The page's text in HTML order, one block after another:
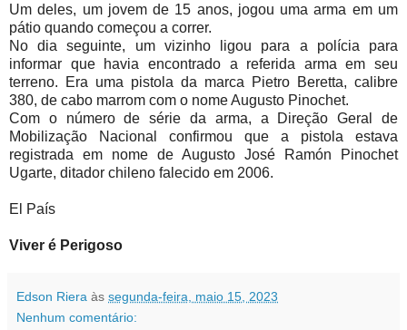
Um deles, um jovem de 15 anos, jogou uma arma em um
pátio quando começou a correr.
No dia seguinte, um vizinho ligou para a polícia para
informar que havia encontrado a referida arma em seu
terreno. Era uma pistola da marca Pietro Beretta, calibre
380, de cabo marrom com o nome Augusto Pinochet.
Com o número de série da arma, a Direção Geral de
Mobilização Nacional confirmou que a pistola estava
registrada em nome de Augusto José Ramón Pinochet
Ugarte, ditador chileno falecido em 2006.
El País
Viver é Perigoso
Edson Riera às segunda-feira, maio 15, 2023
Nenhum comentário: